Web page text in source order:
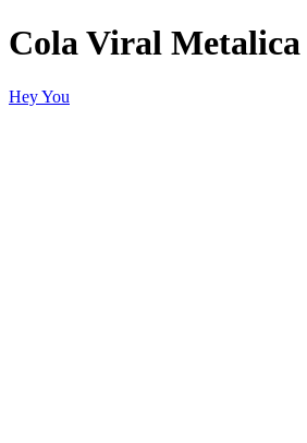
Cola Viral
Hey You